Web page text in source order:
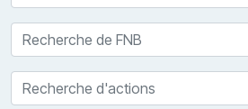
Recherche de FNB
Recherche d'actions